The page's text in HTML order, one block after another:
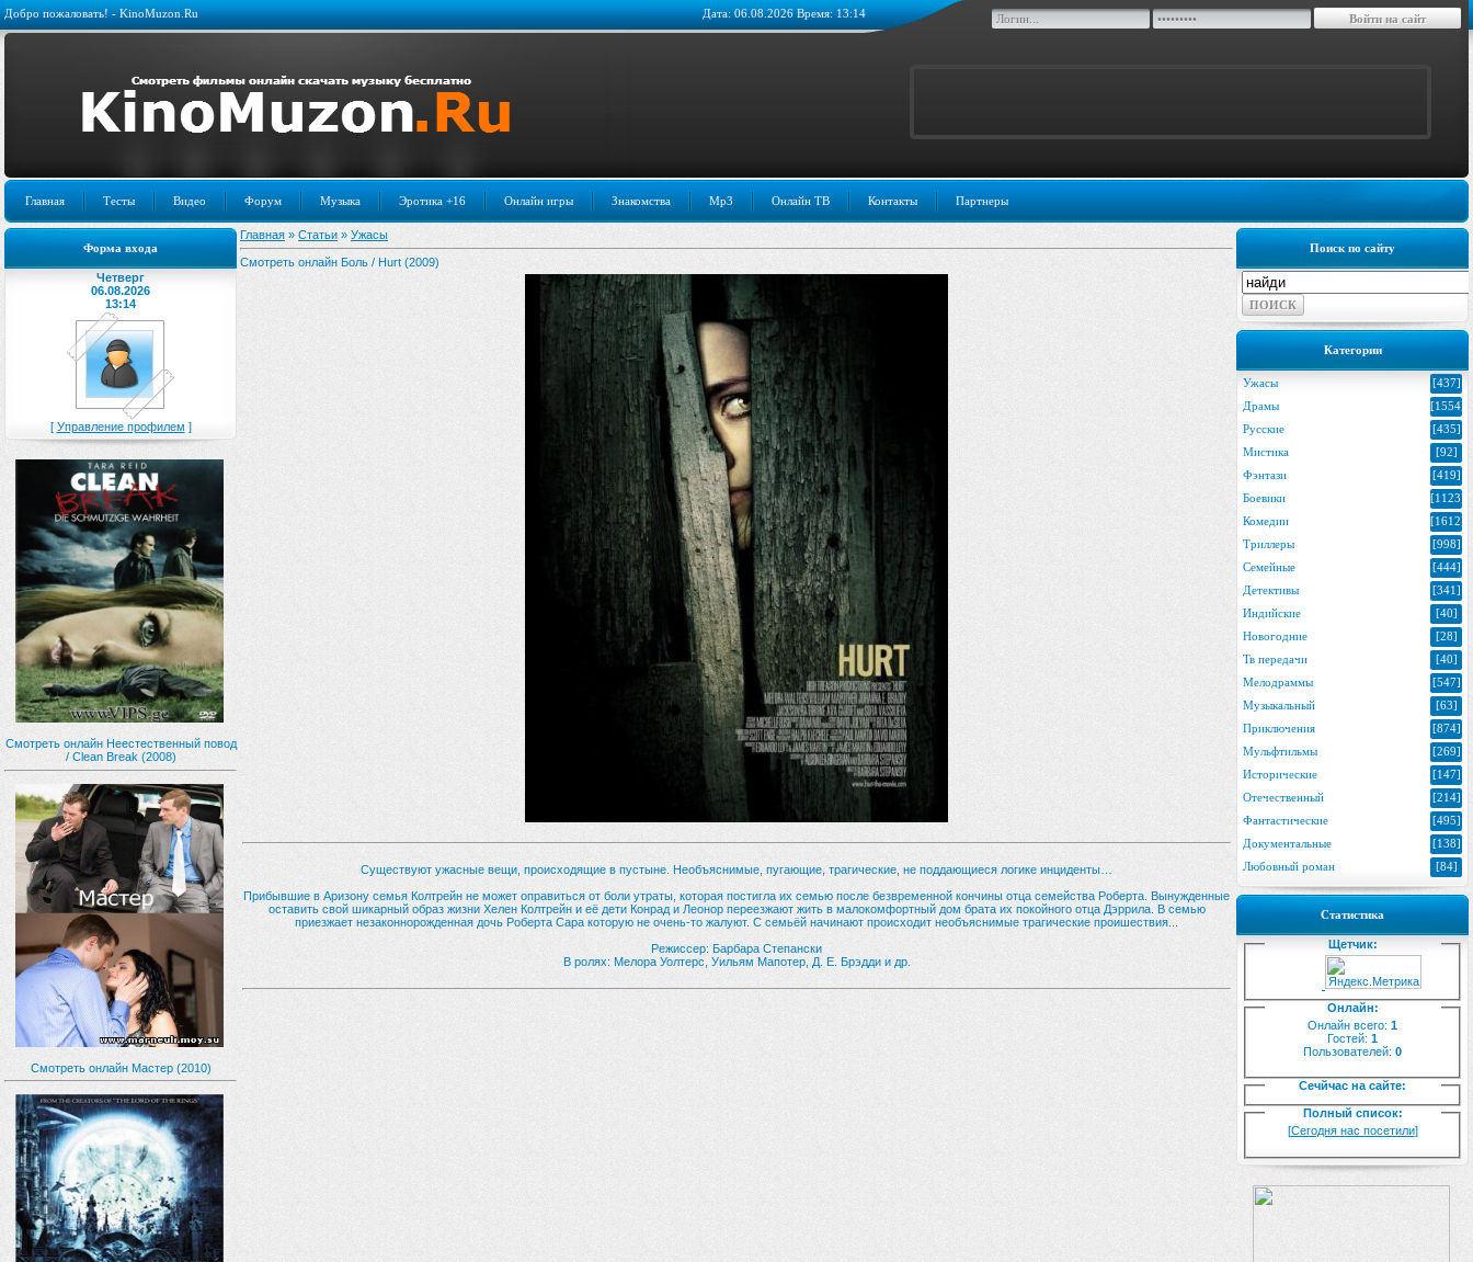
Дата: 06.08.2026 Время: 13:14
Добро пожаловать! - KinoMuzon.Ru
Главная Тесты Видео Форум Музыка Эротика +16 Онлайн игры Знакомства Mp3 Онлайн ТВ Контакты Партнеры
Форма входа
Четверг
06.08.2026
13:14
[ Управление профилем ]
Смотреть онлайн Неестественный повод
/ Clean Break (2008)
Смотреть онлайн Мастер (2010)
Поиск по сайту
Категории
Ужасы
[437]
Драмы
[1554]
Русские
[435]
Мистика
[92]
Фэнтази
[419]
Боевики
[1123]
Комедии
[1612]
Триллеры
[998]
Семейные
[444]
Детективы
[341]
Индийские
[40]
Новогодние
[28]
Тв передачи
[40]
Мелодраммы
[547]
Музыкальный
[63]
Приключения
[874]
Мульфтильмы
[269]
Исторические
[147]
Отечественный
[214]
Фантастические
[495]
Документальные
[138]
Любовный роман
[84]
Статистика
Щетчик:
Онлайн:
Онлайн всего: 1
Гостей: 1
Пользователей: 0
Сечйчас на сайте:
Полный список:
[Сегодня нас посетили]
Главная » Статьи » Ужасы
Смотреть онлайн Боль / Hurt (2009)
Существуют ужасные вещи, происходящие в пустыне. Необъяснимые, пугающие, трагические, не поддающиеся логике инциденты…
Прибывшие в Аризону семья Колтрейн не может оправиться от боли утраты, которая постигла их семью после безвременной кончины отца семейства Роберта. Вынужденные
оставить свой шикарный образ жизни Хелен Колтрейн и её дети Конрад и Леонор переезжают жить в малокомфортный дом брата их покойного отца Дэррила. В семью
приезжает незаконнорожденная дочь Роберта Сара которую не очень-то жалуют. С семьёй начинают происходит необъяснимые трагические проишествия...
Режиссер: Барбара Степански
В ролях: Мелора Уолтерс, Уильям Мапотер, Д. Е. Брэдди и др.